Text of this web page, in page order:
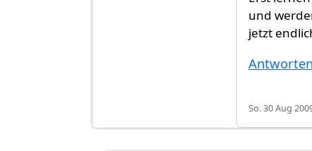
und
jetzt
Antworten
So. 30 Aug